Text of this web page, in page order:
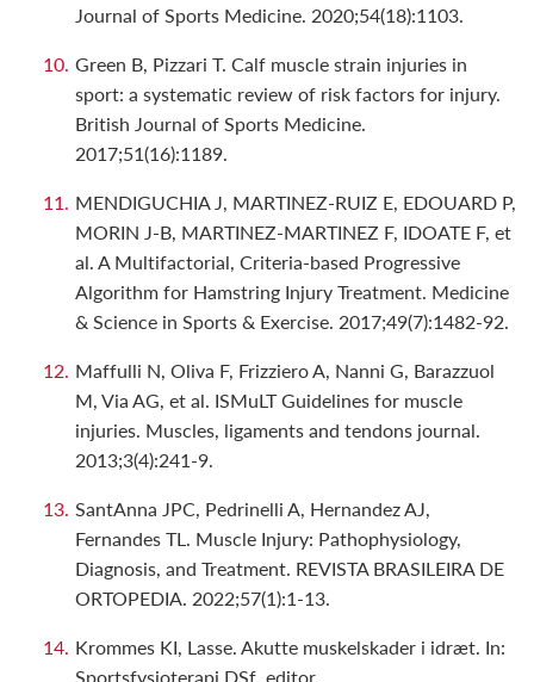
Journal of Sports Medicine. 2020;54(18):1103.
Green B, Pizzari T. Calf muscle strain injuries in
sport: a systematic review of risk factors for injury.
British Journal of Sports Medicine.
2017;51(16):1189.
MENDIGUCHIA J, MARTINEZ-RUIZ E, EDOUARD P,
MORIN J-B, MARTINEZ-MARTINEZ F, IDOATE F, et
al. A Multifactorial, Criteria-based Progressive
Algorithm for Hamstring Injury Treatment. Medicine
& Science in Sports & Exercise. 2017;49(7):1482-92.
Maffulli N, Oliva F, Frizziero A, Nanni G, Barazzuol
M, Via AG, et al. ISMuLT Guidelines for muscle
injuries. Muscles, ligaments and tendons journal.
2013;3(4):241-9.
SantAnna JPC, Pedrinelli A, Hernandez AJ,
Fernandes TL. Muscle Injury: Pathophysiology,
Diagnosis, and Treatment. REVISTA BRASILEIRA DE
ORTOPEDIA. 2022;57(1):1-13.
Krommes KI, Lasse. Akutte muskelskader i idræt. In: